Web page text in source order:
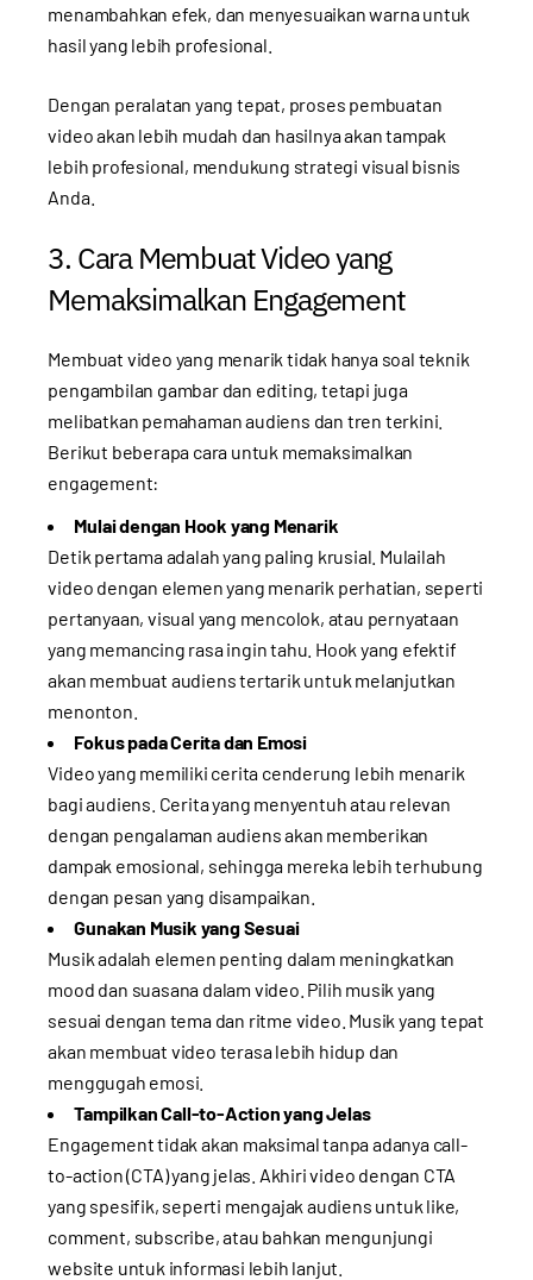
menambahkan efek, dan menyesuaikan warna untuk
hasil yang lebih profesional.
Dengan peralatan yang tepat, proses pembuatan
video akan lebih mudah dan hasilnya akan tampak
lebih profesional, mendukung strategi visual bisnis
Anda.
3. Cara Membuat Video yang
Memaksimalkan Engagement
Membuat video yang menarik tidak hanya soal teknik
pengambilan gambar dan editing, tetapi juga
melibatkan pemahaman audiens dan tren terkini.
Berikut beberapa cara untuk memaksimalkan
engagement:
Mulai dengan Hook yang Menarik
Detik pertama adalah yang paling krusial. Mulailah
video dengan elemen yang menarik perhatian, seperti
pertanyaan, visual yang mencolok, atau pernyataan
yang memancing rasa ingin tahu. Hook yang efektif
akan membuat audiens tertarik untuk melanjutkan
menonton.
Fokus pada Cerita dan Emosi
Video yang memiliki cerita cenderung lebih menarik
bagi audiens. Cerita yang menyentuh atau relevan
dengan pengalaman audiens akan memberikan
dampak emosional, sehingga mereka lebih terhubung
dengan pesan yang disampaikan.
Gunakan Musik yang Sesuai
Musik adalah elemen penting dalam meningkatkan
mood dan suasana dalam video. Pilih musik yang
sesuai dengan tema dan ritme video. Musik yang tepat
akan membuat video terasa lebih hidup dan
menggugah emosi.
Tampilkan Call-to-Action yang Jelas
Engagement tidak akan maksimal tanpa adanya call-
to-action (CTA) yang jelas. Akhiri video dengan CTA
yang spesifik, seperti mengajak audiens untuk like,
comment, subscribe, atau bahkan mengunjungi
website untuk informasi lebih lanjut.